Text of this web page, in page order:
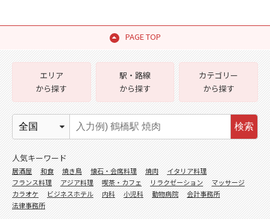
PAGE TOP
エリア
から探す
駅・路線
から探す
カテゴリー
から探す
検索
人気キーワード
居酒屋 和食 焼き鳥 懐石・会席料理 焼肉
イタリア料理
フランス料理
アジア料理 喫茶・カフェ リラクゼーション
マッサージ
カラオケ
ビジネスホテル 内科 小児科 動物病院
会計事務所
法律事務所